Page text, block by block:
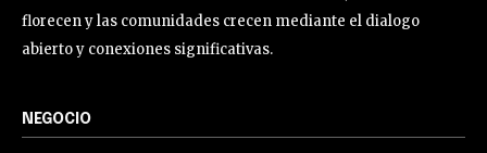
florecen y las comunidades crecen mediante el dialogo
abierto y conexiones significativas.
NEGOCIO